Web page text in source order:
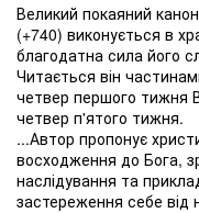
Великий покаяний
(+740) виконується в
благодатна сила його
Читається він
четвер першого тижня
четвер п'ятого тижня.
...Автор пропонує
восходження до Бога,
наслідування та
застереження себе від